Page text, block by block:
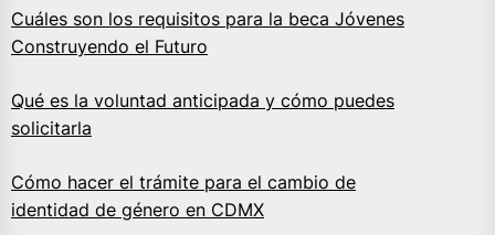
Cuáles son los requisitos para la beca Jóvenes
Construyendo el Futuro
Qué es la voluntad anticipada y cómo puedes
solicitarla
Cómo hacer el trámite para el cambio de
identidad de género en CDMX